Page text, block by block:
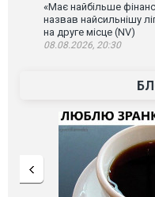
«Має найбільше
назвав найсильнішу
на друге місце (NV)
08.08.2026, 20:30